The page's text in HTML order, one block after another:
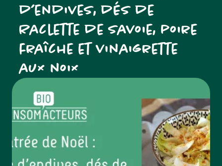
d’endives, dés de
Raclette de Savoie, poire
fraîche et vinaigrette
aux noix